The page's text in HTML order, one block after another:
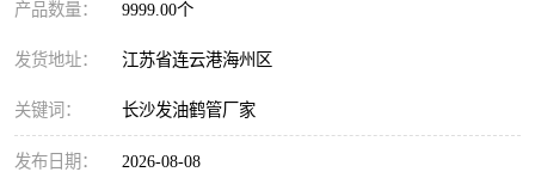
产品数量： 9999.00个
发货地址： 江苏省连云港海州区
关键词： 长沙发油鹤管厂家
发布日期： 2026-08-08